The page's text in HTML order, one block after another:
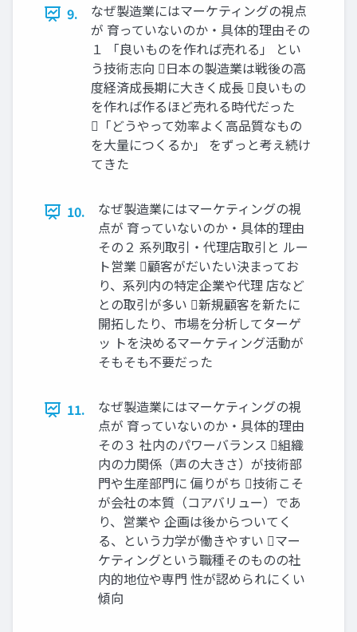
9.
なぜ製造業にはマーケティングの視点
が 育っていないのか・具体的理由その
１ 「良いものを作れば売れる」 とい
う技術志向 日本の製造業は戦後の高
度経済成長期に大きく成長 良いもの
を作れば作るほど売れる時代だった
「どうやって効率よく高品質なもの
を大量につくるか」 をずっと考え続け
てきた
10.
なぜ製造業にはマーケティングの視
点が 育っていないのか・具体的理由
その２ 系列取引・代理店取引と ルー
ト営業 顧客がだいたい決まってお
り、系列内の特定企業や代理 店など
との取引が多い 新規顧客を新たに
開拓したり、市場を分析してターゲ
ッ トを決めるマーケティング活動が
そもそも不要だった
11.
なぜ製造業にはマーケティングの視
点が 育っていないのか・具体的理由
その３ 社内のパワーバランス 組織
内の力関係（声の大きさ）が技術部
門や生産部門に 偏りがち 技術こそ
が会社の本質（コアバリュー）であ
り、営業や 企画は後からついてく
る、という力学が働きやすい マー
ケティングという職種そのものの社
内的地位や専門 性が認められにくい
傾向